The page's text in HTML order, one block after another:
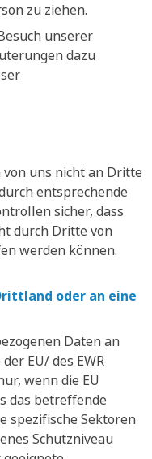
zu ziehen.
unserer
dazu
uns nicht an Dritte
entsprechende
sicher, dass
durch Dritte von
werden können.
oder an eine
Daten an
EU/ des EWR
wenn die EU
das betreffende
spezifische Sektoren
Schutzniveau